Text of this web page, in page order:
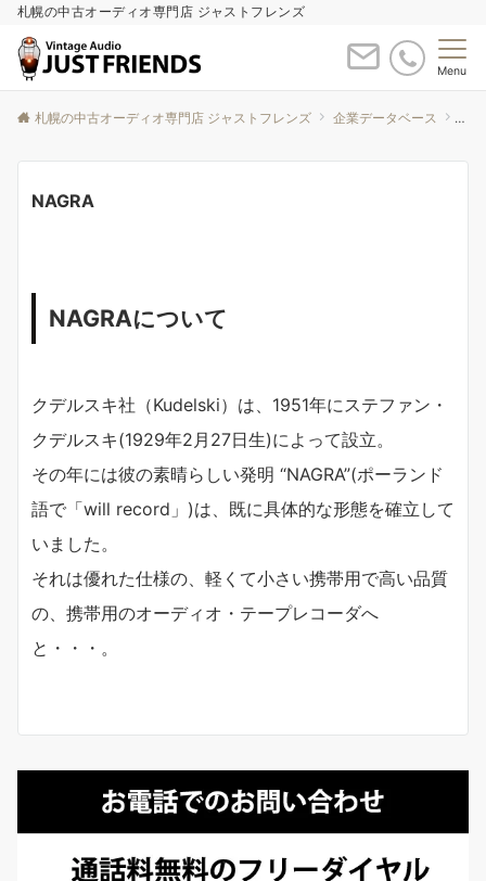
札幌の中古オーディオ専門店 ジャストフレンズ
Menu
札幌の中古オーディオ専門店 ジャストフレンズ 企業データベース
NAGRA
NAGRAについて
クデルスキ社（Kudelski）は、1951年にステファン・
クデルスキ(1929年2月27日生)によって設立。
その年には彼の素晴らしい発明 “NAGRA”(ポーランド
語で「will record」)は、既に具体的な形態を確立して
いました。
それは優れた仕様の、軽くて小さい携帯用で高い品質
の、携帯用のオーディオ・テープレコーダへ
と・・・。